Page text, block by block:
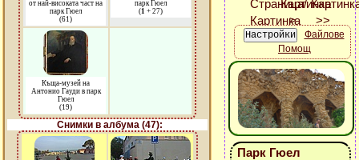
от най-високата част на
парк Гюел
(61)
парк Гюел
(1 + 27)
Къща-музей на
Антонио Гауди в парк
Гюел
(19)
Снимки в албума (47):
Файлове
Помощ
Парк Гюел